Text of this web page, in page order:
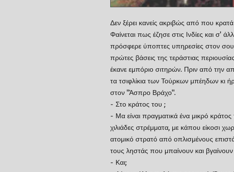
Δεν ξέρει κανείς ακριβώς από που
Φαίνεται πως έζησε στις Ινδίες και σ'
πρόσφερε ύποπτες υπηρεσίες στον
πρώτες βάσεις της τεράστιας
έκανε εμπόριο σιτηρών. Πριν από την
τα τσιφλίκια των Τούρκων μπέηδων κι
στον "Άσπρο Βράχο".
- Στο κράτος του ;
- Μα είναι πραγματικά ένα μικρό κράτος
χιλιάδες στρέμματα, με κάπου είκοσι
ατομικό στρατό από οπλισμένους
τους ληστάς που μπαίνουν και
- Και;